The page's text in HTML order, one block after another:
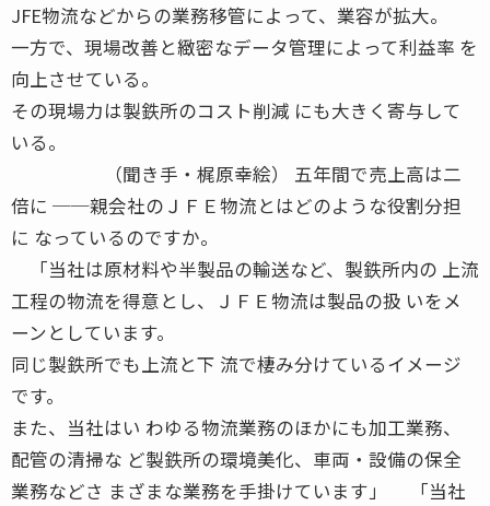
JFE物流などからの業務移管によって、業容が拡大。
一方で、現場改善と緻密なデータ管理によって利益率 を
向上させている。
その現場力は製鉄所のコスト削減 にも大きく寄与して
いる。
（聞き手・梶原幸絵） 五年間で売上高は二
倍に ──親会社のＪＦＥ物流とはどのような役割分担
に なっているのですか。
「当社は原材料や半製品の輸送など、製鉄所内の 上流
工程の物流を得意とし、ＪＦＥ物流は製品の扱 いをメ
ーンとしています。
同じ製鉄所でも上流と下 流で棲み分けているイメージ
です。
また、当社はい わゆる物流業務のほかにも加工業務、
配管の清掃な ど製鉄所の環境美化、車両・設備の保全
業務などさ まざまな業務を手掛けています」 「当社